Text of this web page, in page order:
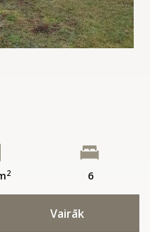
2 6
Vairāk